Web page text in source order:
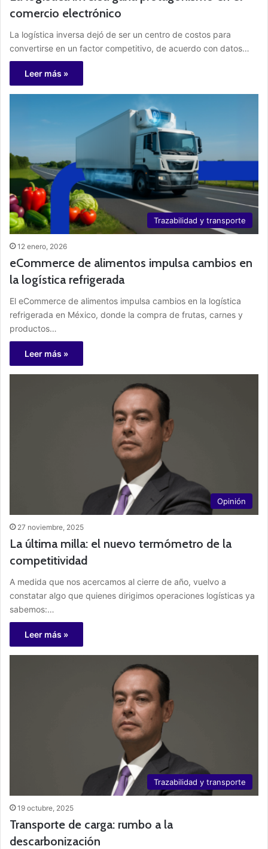
comercio electrónico
La logística inversa dejó de ser un centro de costos para
convertirse en un factor competitivo, de acuerdo con datos…
Leer más »
Trazabilidad y transporte
12 enero, 2026
eCommerce de alimentos impulsa cambios en
la logística refrigerada
El eCommerce de alimentos impulsa cambios en la logística
refrigerada en México, donde la compra de frutas, carnes y
productos…
Leer más »
Opinión
27 noviembre, 2025
La última milla: el nuevo termómetro de la
competitividad
A medida que nos acercamos al cierre de año, vuelvo a
constatar algo que quienes dirigimos operaciones logísticas ya
sabemos:…
Leer más »
Trazabilidad y transporte
19 octubre, 2025
Transporte de carga: rumbo a la
descarbonización